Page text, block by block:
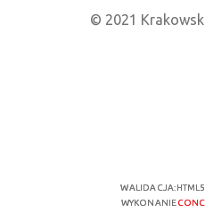
© 2021
WALIDACJA:HTML5
WYKONANIE